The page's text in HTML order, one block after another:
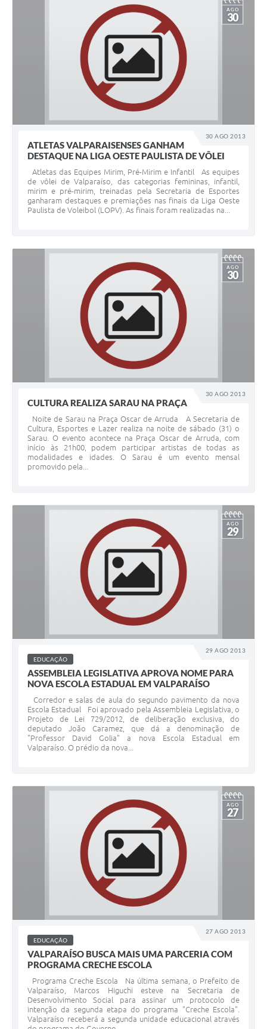
30 AGO 2013
AGO
30
ATLETAS VALPARAISENSES GANHAM
DESTAQUE NA LIGA OESTE PAULISTA DE VÔLEI
Atletas das Equipes Mirim, Pré-Mirim e Infantil As equipes
de vôlei de Valparaíso, das categorias femininas, infantil,
mirim e pré-mirim, treinadas pela Secretaria de Esportes
ganharam destaques e premiações nas finais da Liga Oeste
Paulista de Voleibol (LOPV). As finais foram realizadas na...
30 AGO 2013
AGO
30
CULTURA REALIZA SARAU NA PRAÇA
Noite de Sarau na Praça Oscar de Arruda A Secretaria de
Cultura, Esportes e Lazer realiza na noite de sábado (31) o
Sarau. O evento acontece na Praça Oscar de Arruda, com
início às 21h00, podem participar artistas de todas as
modalidades e idades. O Sarau é um evento mensal
promovido pela...
29 AGO 2013
AGO
29
EDUCAÇÃO
ASSEMBLEIA LEGISLATIVA APROVA NOME PARA
NOVA ESCOLA ESTADUAL EM VALPARAÍSO
Corredor e salas de aula do segundo pavimento da nova
Escola Estadual Foi aprovado pela Assembleia Legislativa, o
Projeto de Lei 729/2012, de deliberação exclusiva, do
deputado João Caramez, que dá a denominação de
"Professor David Golia" a nova Escola Estadual em
Valparaíso. O prédio da nova...
27 AGO 2013
AGO
27
EDUCAÇÃO
VALPARAÍSO BUSCA MAIS UMA PARCERIA COM
PROGRAMA CRECHE ESCOLA
Programa Creche Escola Na última semana, o Prefeito de
Valparaíso, Marcos Higuchi esteve na Secretaria de
Desenvolvimento Social para assinar um protocolo de
intenção da segunda etapa do programa "Creche Escola".
Valparaíso receberá a segunda unidade educacional através